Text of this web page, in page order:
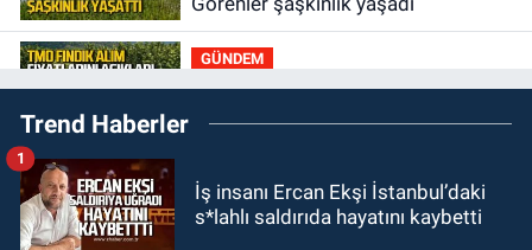
GÜNDEM
19:12TMO kabuklu fındık alım
fiyatlarını açıkladı
18:52Zonguldak'ta pitbul köpek
anne ve çocuğuna saldırdı: Tedavi
Trend Haberler
İş insanı Ercan Ekşi İstanbul’daki
s*lahlı saldırıda hayatını kaybetti
1